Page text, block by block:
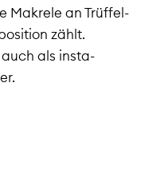
Makrele an Trüffel-
zählt.
als insta-